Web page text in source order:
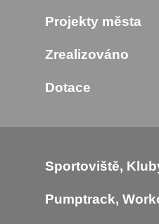
Projekty města
Zrealizováno
Dotace
Sportoviště,
Pumptrack,